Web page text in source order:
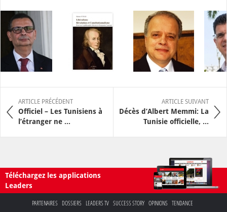
ARTICLE PRÉCÉDENT
Officiel – Les Tunisiens à
l’étranger ne ...
ARTICLE SUIVANT
Décès d’Albert Memmi: La
Tunisie officielle, ...
Téléchargez les applications
Leaders
PARTENAIRES DOSSIERS LEADERS TV SUCCESS STORY OPINIONS TENDANCE